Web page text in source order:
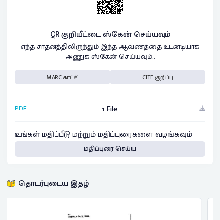
QR குறியீட்டை ஸ்கேன் செய்யவும்
எந்த சாதனத்திலிருந்தும் இந்த ஆவணத்தை உடனடியாக
அணுக ஸ்கேன் செய்யவும்..
MARC காட்சி CITE குறிப்பு
PDF
1 File
உங்கள் மதிப்பீடு மற்றும் மதிப்புரைகளை வழங்கவும்
மதிப்புரை செய்ய
தொடர்புடைய இதழ்